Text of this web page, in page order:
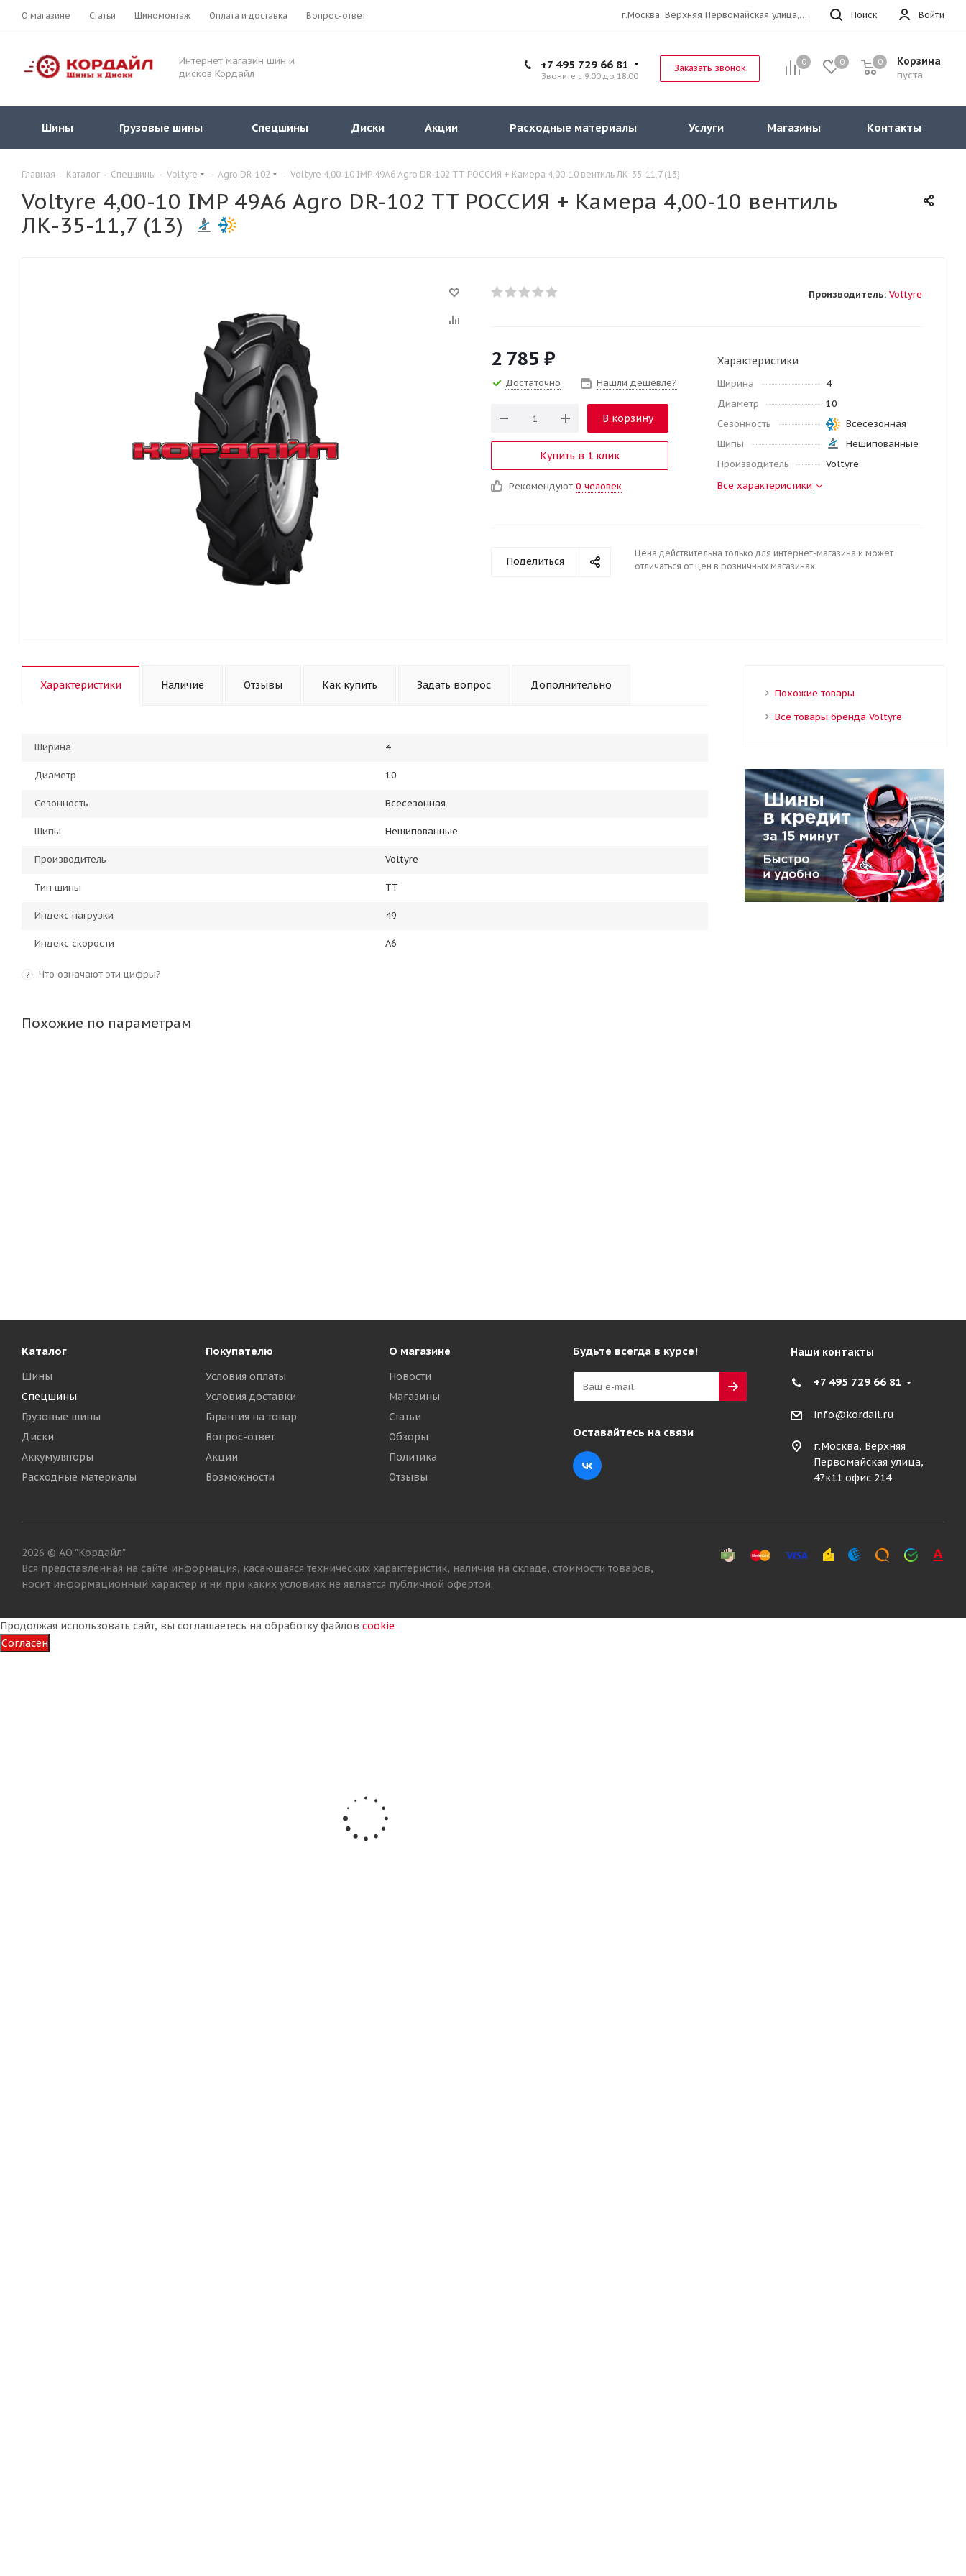
О магазине Статьи Шиномонтаж Оплата и доставка Вопрос-ответ Войти
Поиск
г.Москва, Верхняя Первомайская улица, 47к11 офис 214
Интернет магазин шин и
дисков Кордайл
0 0 Корзина
пуста
0
+7 495 729 66 81
Звоните с 9:00 до 18:00
Заказать звонок
Шины Грузовые шины Спецшины Диски Акции Расходные материалы Услуги Магазины Контакты
Главная - Каталог - Спецшины - Voltyre - Agro DR-102 - Voltyre 4,00-10 IMP 49A6 Agro DR-102 TT РОССИЯ + Камера 4,00-10 вентиль ЛК-35-11,7 (13)
Voltyre 4,00-10 IMP 49A6 Agro DR-102 TT РОССИЯ + Камера 4,00-10 вентиль
ЛК-35-11,7 (13)
Производитель: Voltyre
2 785 ₽
Достаточно Нашли дешевле?
В корзину
Купить в 1 клик
Рекомендуют 0 человек
Характеристики
Ширина
4
Диаметр
10
Сезонность
Всесезонная
Шипы
Нешипованные
Производитель
Voltyre
Все характеристики
Поделиться
Цена действительна только для интернет-магазина и может
отличаться от цен в розничных магазинах
Характеристики Наличие Отзывы Как купить Задать вопрос Дополнительно
Ширина 4
Диаметр 10
Сезонность Всесезонная
Шипы Нешипованные
Производитель Voltyre
Тип шины TT
Индекс нагрузки 49
Индекс скорости A6
? Что означают эти цифры?
Похожие по параметрам
Похожие товары
Все товары бренда Voltyre
Каталог
Шины
Спецшины
Грузовые шины
Диски
Аккумуляторы
Расходные материалы
Покупателю
Условия оплаты
Условия доставки
Гарантия на товар
Вопрос-ответ
Акции
Возможности
О магазине
Новости
Магазины
Статьи
Обзоры
Политика
Отзывы
Будьте всегда в курсе!
Оставайтесь на связи
Наши контакты
+7 495 729 66 81
info@kordail.ru
г.Москва, Верхняя
Первомайская улица,
47к11 офис 214
2026 © АО "Кордайл"
Вся представленная на сайте информация, касающаяся технических характеристик, наличия на складе, стоимости товаров,
носит информационный характер и ни при каких условиях не является публичной офертой.
Продолжая использовать сайт, вы соглашаетесь на обработку файлов cookie
Согласен